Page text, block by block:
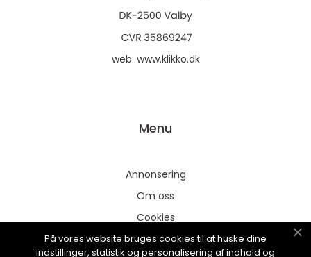
web: www.klikko.dk
Menu
Annonsering
Om oss
Cookies
Kontakta oss
På vores website bruges cookies til at huske dine
indstillinger, statistik og personalisering af indhold og